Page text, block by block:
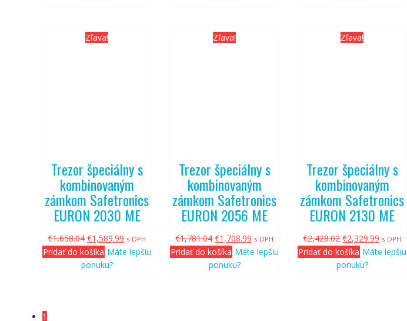
Zľava!
Trezor špeciálny s
kombinovaným
zámkom Safetronics
EURON 2030 ME
€1,658.04 Pôvodná
cena
bola:
€1,589.99 Aktuálna
cena
s DPH
Pridať do košíka Máte lepšiu
ponuku?
Zľava!
Trezor špeciálny s
kombinovaným
zámkom Safetronics
EURON 2056 ME
€1,781.04Pôvodná
cena
bola:
€1,708.99 Aktuálna
cena
s DPH
Pridať do košíka Máte lepšiu
ponuku?
Zľava!
Trezor špeciálny s
kombinovaným
zámkom Safetronics
EURON 2130 ME
€2,428.02Pôvodná
cena
bola:
€2,329.99 Aktuálna
cena
s DPH
Pridať do košíka Máte lepšiu
ponuku?
1